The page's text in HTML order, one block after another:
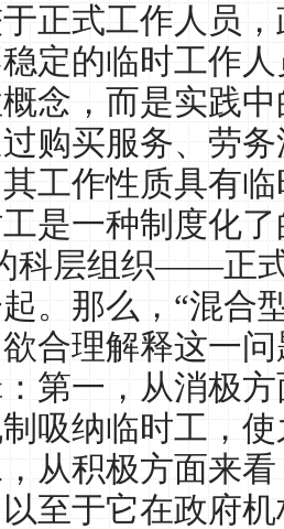
正式工作人员
定的临时工作
念，而是实践
购买服务、劳
工作性质具有
是一种制度化
科层组织——正
。那么，“混合
合理解释这一
第一，从消极
吸纳临时工，
从积极方面来
至于它在政府